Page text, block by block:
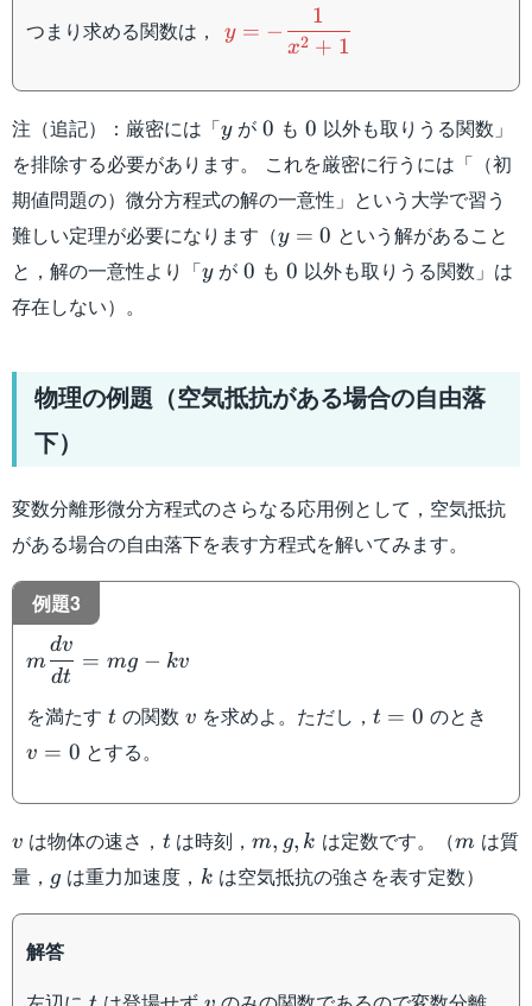
つまり求める関数は，
\dfrac{1}
y = −
x2 + 1
1
注（追記）：厳密には「y
yが0
0 も 0
0 以外も取りうる関数」
を排除する必要があります。 これを厳密に行うには「（初
期値問題の）微分方程式の解の一意性」という大学で習う
難しい定理が必要になります（y=0
y = 0 という解があること
と，解の一意性より「y
yが0
0 も 0
0 以外も取りうる関数」は
存在しない）。
物理の例題（空気抵抗がある場合の自由落
下）
変数分離形微分方程式のさらなる応用例として，空気抵抗
がある場合の自由落下を表す方程式を解いてみます。
例題3
m\dfrac{dv}
{dt}=mg-kv
m
dt
dv
= mg − kv
を満たす t
t の関数 v
v を求めよ。ただし，t=0
t = 0 のとき
v = 0 とする。
v
v は物体の速さ， t
tは時刻，m,g,k
m, g, k は定数です。（m
mは質
量， g
g は重力加速度， k
k は空気抵抗の強さを表す定数）
解答
t v